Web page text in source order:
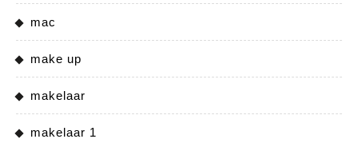
mac
make up
makelaar
makelaar 1